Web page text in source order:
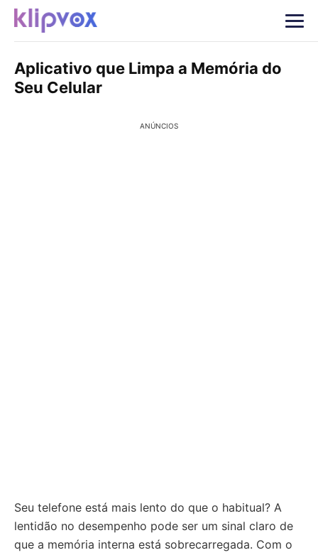
Aplicativo que Limpa a Memória do
Seu Celular
ANÚNCIOS
Seu telefone está mais lento do que o habitual? A
lentidão no desempenho pode ser um sinal claro de
que a memória interna está sobrecarregada. Com o